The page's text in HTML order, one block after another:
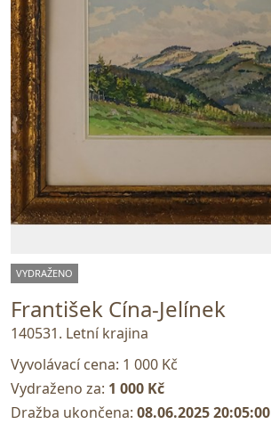
VYDRAŽENO
František Cína-Jelínek
140531. Letní krajina
Vyvolávací cena: 1 000 Kč
Vydraženo za: 1 000 Kč
Dražba ukončena: 08.06.2025 20:05:00